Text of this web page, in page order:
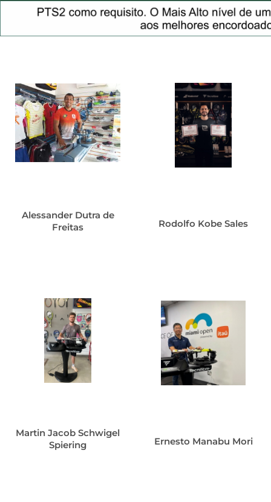
Alessander Dutra de
Freitas
Rodolfo Kobe Sales
Martin Jacob Schwigel
Spiering
Ernesto Manabu Mori